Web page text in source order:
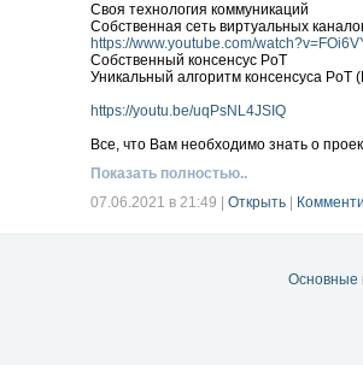
Своя технология коммуникаций
Cобственная сеть виртуальных
https://www.youtube.com/
Собственный консенсус PoT
Уникальный алгоритм консенсуса
https://youtu.be/uqPsNL4JSIQ
Все, что Вам необходимо знать о
Показать полностью..
07.06.2021 в 21:49
Открыть
Основные